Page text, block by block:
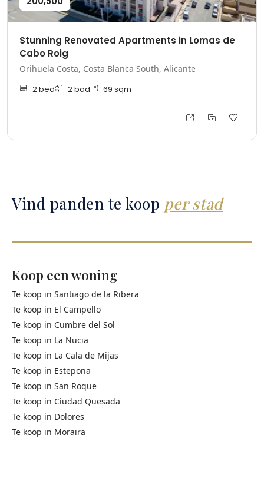
Stunning Renovated Apartments in Lomas de
Cabo Roig
Orihuela Costa, Costa Blanca South, Alicante
2bed 2bad 69 sqm
Vind panden te koop per stad
Koop een woning
Te koop in Santiago de la Ribera
Te koop in El Campello
Te koop in Cumbre del Sol
Te koop in La Nucia
Te koop in La Cala de Mijas
Te koop in Estepona
Te koop in San Roque
Te koop in Ciudad Quesada
Te koop in Dolores
Te koop in Moraira